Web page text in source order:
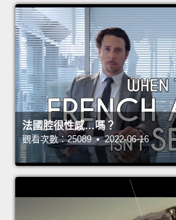
法國腔很性感…嗎？
觀看次數：25089 • 2022-06-16